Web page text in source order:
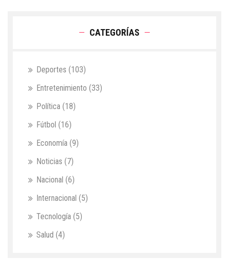
CATEGORÍAS
Deportes (103)
Entretenimiento (33)
Política (18)
Fútbol (16)
Economía (9)
Noticias (7)
Nacional (6)
Internacional (5)
Tecnología (5)
Salud (4)